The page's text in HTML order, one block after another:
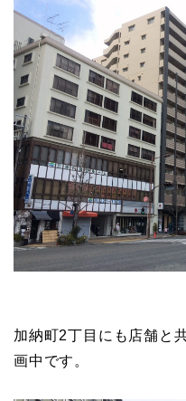
加納町2丁目にも店舗と
画中です。